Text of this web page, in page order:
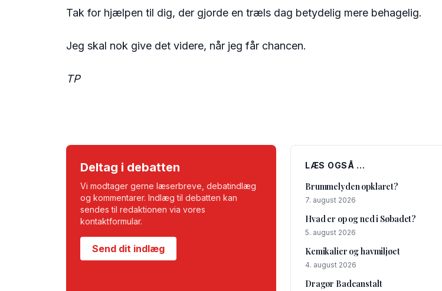
Tak for hjælpen til dig, der gjorde en træls dag betydelig mere behagelig.
Jeg skal nok give det videre, når jeg får chancen.
TP
Deltag i debatten
Vi modtager gerne læserbreve, debatindlæg
og kommentarer. Indlæg til debatten kan
sendes til redaktionen via vores
kontaktformular.
Send dit indlæg
LÆS OGSÅ ...
Brummelyden opklaret?
7. august 2026
Hvad er op og ned i Søbadet?
5. august 2026
Kemikalier og havmiljøet
4. august 2026
Dragør Badeanstalt